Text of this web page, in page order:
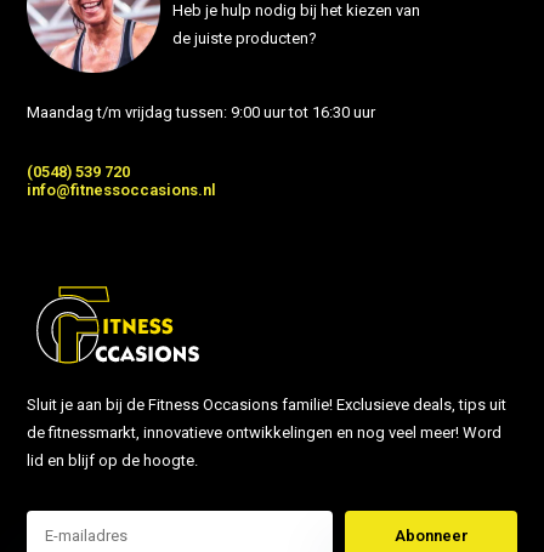
Heb je hulp nodig bij het kiezen van
de juiste producten?
Maandag t/m vrijdag tussen: 9:00 uur tot 16:30 uur
(0548) 539 720
info@fitnessoccasions.nl
Sluit je aan bij de Fitness Occasions familie! Exclusieve deals, tips uit
de fitnessmarkt, innovatieve ontwikkelingen en nog veel meer! Word
lid en blijf op de hoogte.
Abonneer